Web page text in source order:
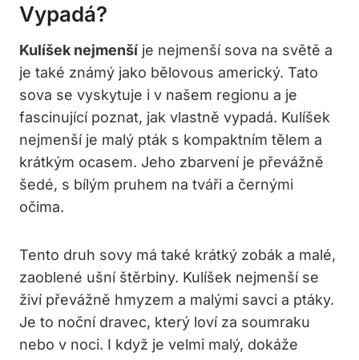
Vypadá?
Kulíšek nejmenší je nejmenší sova na světě a
je také známý jako bělovous americký. Tato
sova se vyskytuje i v našem regionu a je
fascinující poznat, jak vlastně vypadá. Kulíšek
nejmenší je malý pták s kompaktním tělem a
krátkým ocasem. Jeho zbarvení je převážně
šedé, s bílým pruhem na tváři a černými
očima.
Tento druh sovy má také krátký zobák a malé,
zaoblené ušní štěrbiny. Kulíšek nejmenší se
živí převážně hmyzem a malými savci a ptáky.
Je to noční dravec, který loví za soumraku
nebo v noci. I když je velmi malý, dokáže